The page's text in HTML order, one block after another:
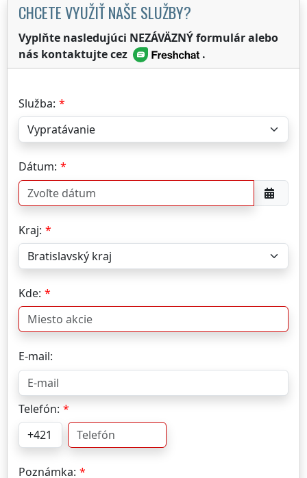
CHCETE VYUŽIŤ NAŠE SLUŽBY?
Vyplňte nasledujúci NEZÁVÄZNÝ formulár alebo
nás kontaktujte cez
.
Služba:
Dátum:
Kraj:
Kde:
E-mail:
Telefón:
Poznámka: